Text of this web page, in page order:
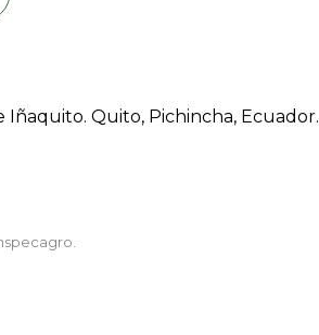
Iñaquito. Quito, Pichincha, Ecuador.